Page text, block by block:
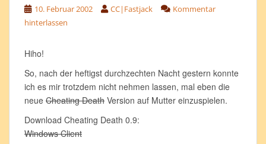
10. Februar 2002 CC|Fastjack
Kommentar
hinterlassen
Hiho!
So, nach der heftigst durchzechten Nacht gestern konnte
ich es mir trotzdem nicht nehmen lassen, mal eben die
neue Cheating Death Version auf Mutter einzuspielen.
Download Cheating Death 0.9:
Windows Client